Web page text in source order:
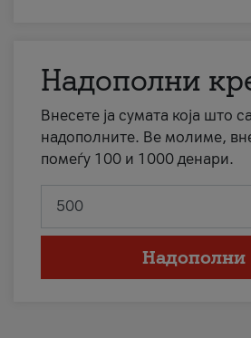
Надополни
Внесете ја сумата која што
надополните. Ве молиме,
помеѓу 100 и 1000 денари.
Надополни